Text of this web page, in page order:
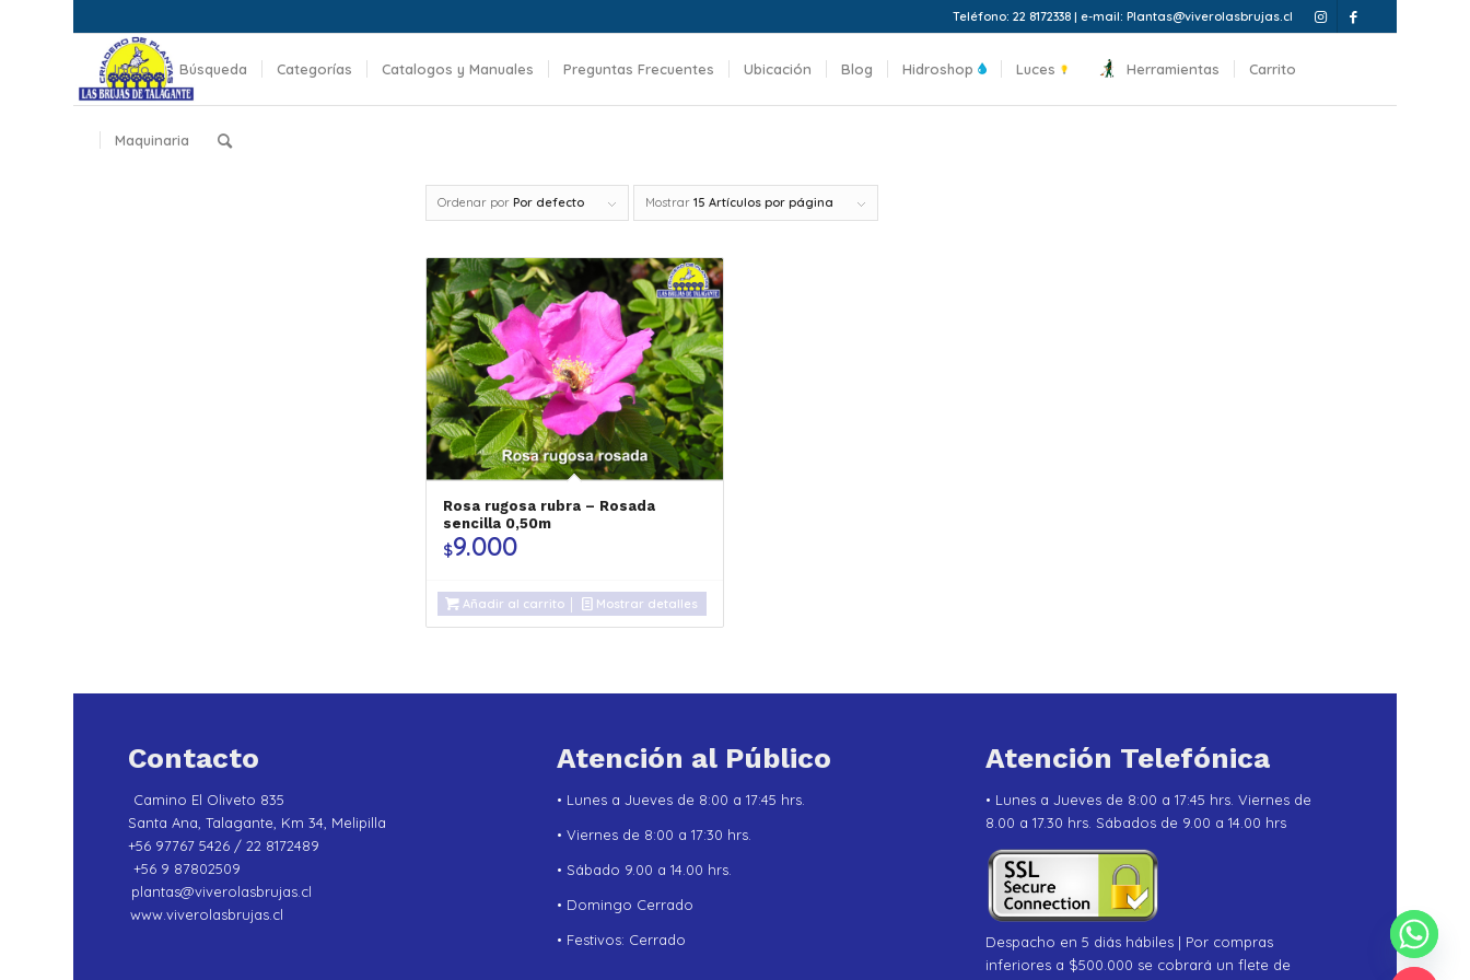
Teléfono: 22 8172338 | e-mail: Plantas@viverolasbrujas.cl
Inicio Búsqueda Categorías Catalogos y Manuales Preguntas Frecuentes Ubicación Blog Hidroshop Luces Herramientas Carrito
Maquinaria
Ordenar porPor defecto Mostrar15 Artículos por página
Rosa rugosa rubra – Rosada
sencilla 0,50m
$9.000
Añadir al carrito Mostrar detalles
Contacto
Camino El Oliveto 835
Santa Ana, Talagante, Km 34, Melipilla
+56 97767 5426 / 22 8172489
+56 9 87802509
plantas@viverolasbrujas.cl
www.viverolasbrujas.cl
Atención al Público
• Lunes a Jueves de 8:00 a 17:45 hrs.
• Viernes de 8:00 a 17:30 hrs.
• Sábado 9.00 a 14.00 hrs.
• Domingo Cerrado
• Festivos: Cerrado
Atención Telefónica
• Lunes a Jueves de 8:00 a 17:45 hrs. Viernes de
8.00 a 17.30 hrs. Sábados de 9.00 a 14.00 hrs
Despacho en 5 diás hábiles | Por compras
inferiores a $500.000 se cobrará un flete de